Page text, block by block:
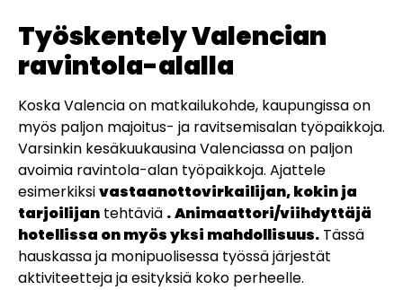
Työskentely Valencian
ravintola-alalla
Koska Valencia on matkailukohde, kaupungissa on
myös paljon majoitus- ja ravitsemisalan työpaikkoja.
Varsinkin kesäkuukausina Valenciassa on paljon
avoimia ravintola-alan työpaikkoja. Ajattele
esimerkiksivastaanottovirkailijan, kokin ja
tarjoilijan tehtäviä .Animaattori/viihdyttäjä
hotellissa on myös yksi mahdollisuus. Tässä
hauskassa ja monipuolisessa työssä järjestät
aktiviteetteja ja esityksiä koko perheelle.